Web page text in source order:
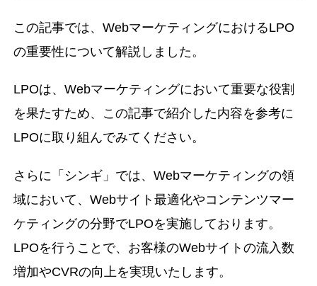
この記事では、WebマーケティングにおけるLPO
の重要性について解説しました。
LPOは、Webマーケティングにおいて重要な役割
を果たすため、この記事で紹介した内容を参考に
LPOに取り組んでみてください。
さらに「シンギ」では、Webマーケティングの領
域において、Webサイト最適化やコンテンツマー
ケティングの分野でLPOを実施しております。
LPOを行うことで、お客様のWebサイトの流入数
増加やCVRの向上を実現いたします。